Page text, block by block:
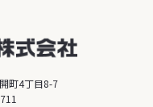
町4丁目8-7